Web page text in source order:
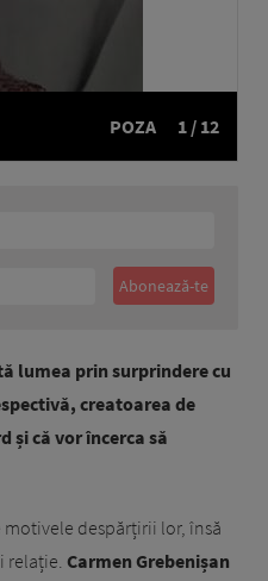
POZA 1 / 12
lumea prin surprindere cu
creatoarea de
și că vor încerca să
despărțirii lor, însă
relație. Carmen Grebenișan